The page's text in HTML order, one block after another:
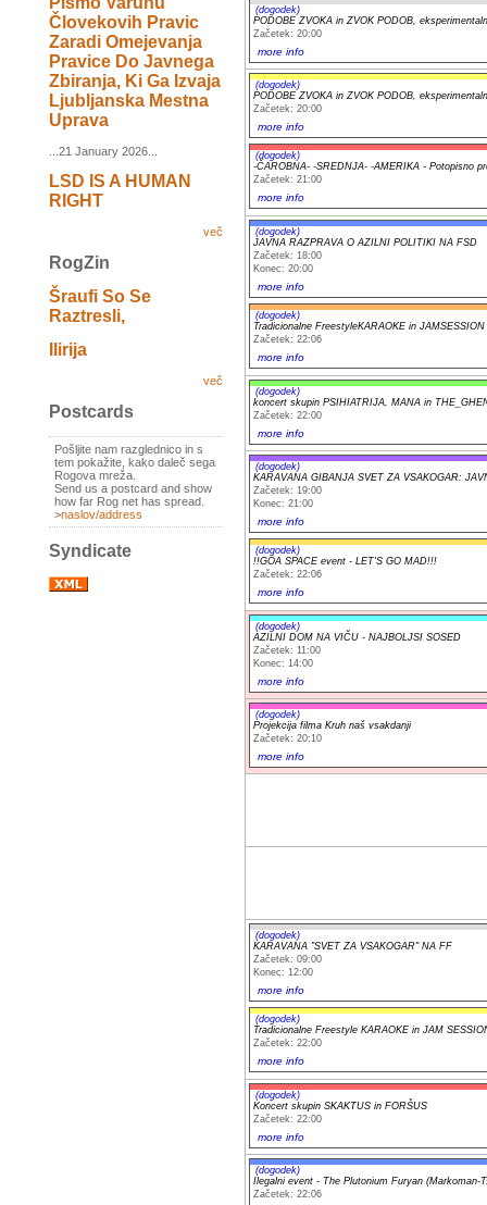
Človekovih Pravic
Zaradi Omejevanja
Pravice Do Javnega
Zbiranja, Ki Ga Izvaja
Ljubljanska Mestna
Uprava
...21 January 2026...
LSD IS A HUMAN
RIGHT
več
RogZin
Šraufi So Se
Raztresli,
Ilirija
več
Postcards
Pošljite nam razglednico in s
tem pokažite, kako daleč sega
Rogova mreža.
Send us a postcard and show
how far Rog net has spread.
>naslov/address
Syndicate
(dogodek)
PODOBE ZVOKA in ZVOK PODOB,
Začetek: 20:00
more info
(dogodek)
PODOBE ZVOKA in ZVOK PODOB,
Začetek: 20:00
more info
(dogodek)
-ČAROBNA- -SREDNJA- -AMERIKA - Potopisno
Začetek: 21:00
more info
(dogodek)
JAVNA RAZPRAVA O AZILNI POLITIKI NA FSD
Začetek: 18:00
Konec: 20:00
more info
(dogodek)
Tradicionalne FreestyleKARAOKE in JAMSESSION
Začetek: 22:06
more info
(dogodek)
koncert skupin PSIHIATRIJA, MANA in
Začetek: 22:00
more info
(dogodek)
KARAVANA GIBANJA SVET ZA VSAKOGAR:
Začetek: 19:00
Konec: 21:00
more info
(dogodek)
!!GOA SPACE event - LET'S GO MAD!!!
Začetek: 22:06
more info
(dogodek)
AZILNI DOM NA VIČU - NAJBOLJSI SOSED
Začetek: 11:00
Konec: 14:00
more info
(dogodek)
Projekcija filma Kruh naš vsakdanji
Začetek: 20:10
more info
(dogodek)
KARAVANA "SVET ZA VSAKOGAR" NA FF
Začetek: 09:00
Konec: 12:00
more info
(dogodek)
Tradicionalne Freestyle KARAOKE in JAM
Začetek: 22:00
more info
(dogodek)
Koncert skupin SKAKTUS in FORŠUS
Začetek: 22:00
more info
(dogodek)
Ilegalni event - The Plutonium Furyan (Markoman-
Začetek: 22:06